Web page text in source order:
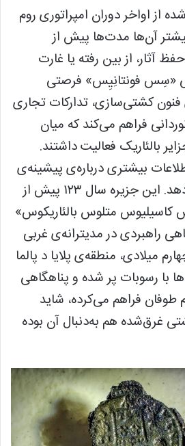
از اواخر دوران امپراتوری روم
آن‌ها مدت‌ها پیش از
آثار، از بین رفته یا غارت
«سِس فونتانِیِس» فرصتی
کشتی‌سازی، تدارکات تجاری
فراهم می‌کند که میان
بالئاریک فعالیت داشتند.
بیشتری درباره‌ی پیشینه‌ی
رومی مایورکا ارائه می‌دهد. این جزیره سال ۱۲۳ پیش از
کاسیلیوس متلوس بالئاریکوس»
راهبردی در مدیترانه‌ی غربی
میلادی، منطقه‌ی پلایا د پالما
با رسوبات پر شده و پناهگاهی
طوفان فراهم می‌کرده، شاید
غرق‌شده هم به‌دنبال آن بوده